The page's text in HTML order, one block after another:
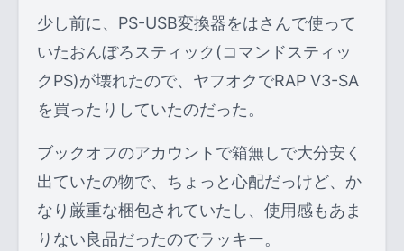
少し前に、PS-USB変換器をはさんで使って
いたおんぼろスティック(コマンドスティッ
クPS)が壊れたので、ヤフオクでRAP V3-SA
を買ったりしていたのだった。
ブックオフのアカウントで箱無しで大分安く
出ていたの物で、ちょっと心配だっけど、か
なり厳重な梱包されていたし、使用感もあま
りない良品だったのでラッキー。